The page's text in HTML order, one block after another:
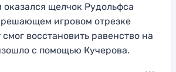
оказался щелчок Рудольфса
игровом отрезке
восстановить равенство на
с помощью Кучерова.